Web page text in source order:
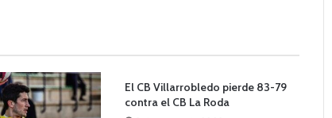
El CB Villarrobledo pierde 83-79
contra el CB La Roda